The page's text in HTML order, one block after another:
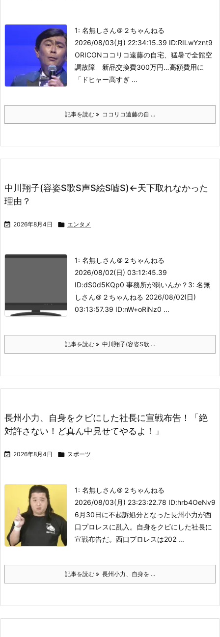
1: 名無しさん＠２ちゃんねる
2026/08/03(月) 22:34:15.39 ID:RILwYznt9
ORICONココリコ遠藤の自宅、猛暑で全館空
調故障 新品交換費300万円…高額費用に
「ドヒャー高すぎ ...
記事を読む ココリコ遠藤の自 ...
中川翔子(容姿S歌S声S絵S嘘S)←天下取れなかった
理由？
 2026年8月4日  エンタメ
1: 名無しさん＠２ちゃんねる
2026/08/02(日) 03:12:45.39
ID:dS0d5KQp0 事務所が弱いんか？3: 名無
しさん＠２ちゃんねる 2026/08/02(日)
03:13:57.39 ID:nW+oRiNz0 ...
記事を読む 中川翔子(容姿S歌 ...
長州小力、自身をクビにした社長に宣戦布告！「絶
対許さない！ど真ん中見せてやるよ！」
 2026年8月4日  スポーツ
1: 名無しさん＠２ちゃんねる
2026/08/03(月) 23:23:22.78 ID:hrb4OeNv9
6月30日に不起訴処分となった長州小力が西
口プロレスに乱入。自身をクビにした社長に
宣戦布告だ。 西口プロレスは202 ...
記事を読む 長州小力、自身を ...